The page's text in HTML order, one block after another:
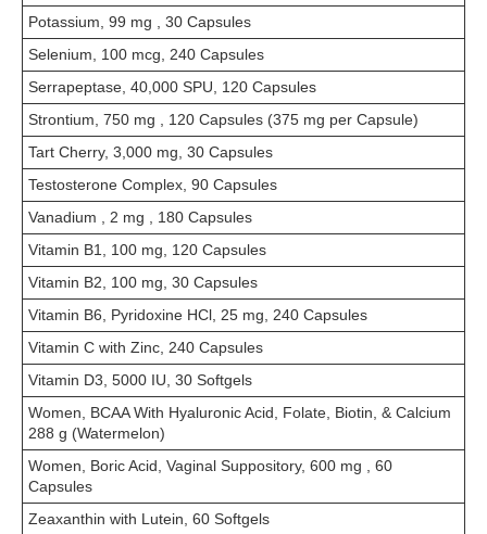
Potassium, 99 mg , 30 Capsules
Selenium, 100 mcg, 240 Capsules
Serrapeptase, 40,000 SPU, 120 Capsules
Strontium, 750 mg , 120 Capsules (375 mg per Capsule)
Tart Cherry, 3,000 mg, 30 Capsules
Testosterone Complex, 90 Capsules
Vanadium , 2 mg , 180 Capsules
Vitamin B1, 100 mg, 120 Capsules
Vitamin B2, 100 mg, 30 Capsules
Vitamin B6, Pyridoxine HCl, 25 mg, 240 Capsules
Vitamin C with Zinc, 240 Capsules
Vitamin D3, 5000 IU, 30 Softgels
Women, BCAA With Hyaluronic Acid, Folate, Biotin, & Calcium
288 g (Watermelon)
Women, Boric Acid, Vaginal Suppository, 600 mg , 60
Capsules
Zeaxanthin with Lutein, 60 Softgels